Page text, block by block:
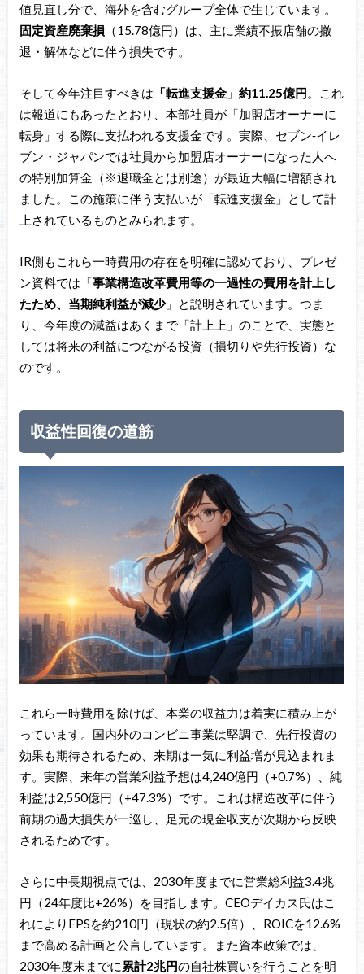
値見直し分で、海外を含むグループ全体で生じています。
固定資産廃棄損（15.78億円）は、主に業績不振店舗の撤
退・解体などに伴う損失です。
そして今年注目すべきは 「転進支援金」約11.25億円。これ
は報道にもあったとおり、本部社員が「加盟店オーナーに
転身」する際に支払われる支援金です。実際、セブン‐イレ
ブン・ジャパンでは社員から加盟店オーナーになった人へ
の特別加算金（※退職金とは別途）が最近大幅に増額され
ました。この施策に伴う支払いが「転進支援金」として計
上されているものとみられます。
IR側もこれら一時費用の存在を明確に認めており、プレゼ
ン資料では「事業構造改革費用等の一過性の費用を計上し
たため、当期純利益が減少」と説明されています。つま
り、今年度の減益はあくまで「計上上」のことで、実態と
しては将来の利益につながる投資（損切りや先行投資）な
のです。
収益性回復の道筋
これら一時費用を除けば、本業の収益力は着実に積み上が
っています。国内外のコンビニ事業は堅調で、先行投資の
効果も期待されるため、来期は一気に利益増が見込まれま
す。実際、来年の営業利益予想は4,240億円（+0.7%）、純
利益は2,550億円（+47.3%）です。これは構造改革に伴う
前期の過大損失が一巡し、足元の現金収支が次期から反映
されるためです。
さらに中長期視点では、2030年度までに営業総利益3.4兆
円（24年度比+26%）を目指します。CEOデイカス氏はこ
れによりEPSを約210円（現状の約2.5倍）、ROICを12.6%
まで高める計画と公言しています。また資本政策では、
2030年度末までに 累計2兆円の自社株買いを行うことを明